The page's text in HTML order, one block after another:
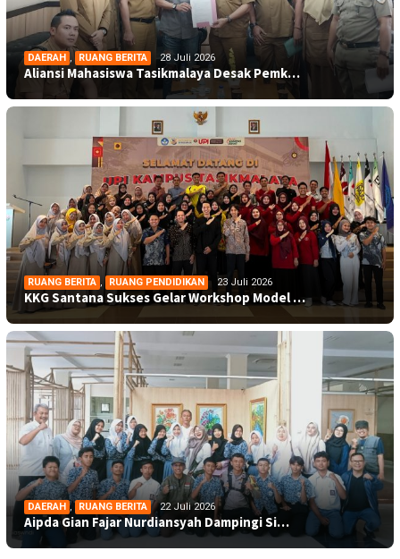
DAERAH , RUANG BERITA 28 Juli 2026
Aliansi Mahasiswa Tasikmalaya Desak Pemk…
RUANG BERITA , RUANG PENDIDIKAN 23 Juli 2026
KKG Santana Sukses Gelar Workshop Model …
DAERAH , RUANG BERITA 22 Juli 2026
Aipda Gian Fajar Nurdiansyah Dampingi Si…